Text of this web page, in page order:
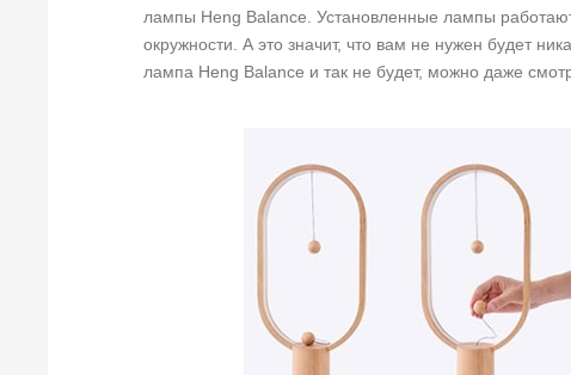
лампы Heng Balance. Установленные лампы
окружности. А это значит, что вам не нужен будет
лампа Heng Balance и так не будет, можно даже